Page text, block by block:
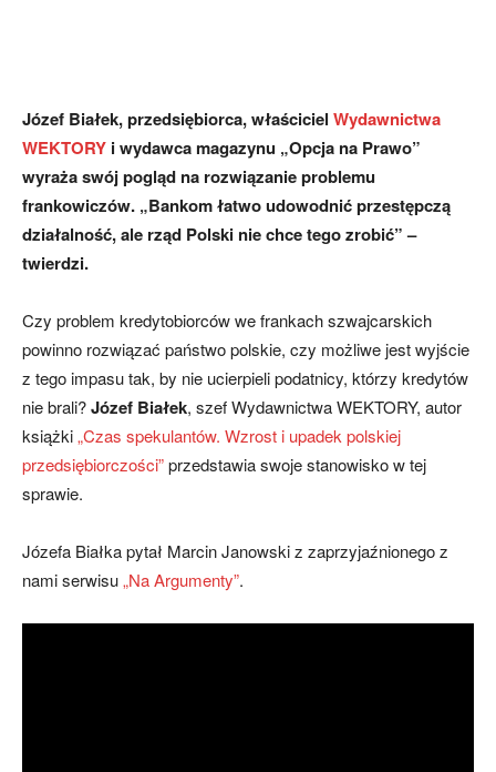
Józef Białek, przedsiębiorca, właściciel Wydawnictwa
WEKTORY i wydawca magazynu „Opcja na Prawo”
wyraża swój pogląd na rozwiązanie problemu
frankowiczów. „Bankom łatwo udowodnić przestępczą
działalność, ale rząd Polski nie chce tego zrobić” –
twierdzi.
Czy problem kredytobiorców we frankach szwajcarskich
powinno rozwiązać państwo polskie, czy możliwe jest wyjście
z tego impasu tak, by nie ucierpieli podatnicy, którzy kredytów
nie brali?Józef Białek, szef Wydawnictwa WEKTORY, autor
książki„Czas spekulantów. Wzrost i upadek polskiej
przedsiębiorczości”przedstawia swoje stanowisko w tej
sprawie.
Józefa Białka pytał Marcin Janowski z zaprzyjaźnionego z
nami serwisu„Na Argumenty”.